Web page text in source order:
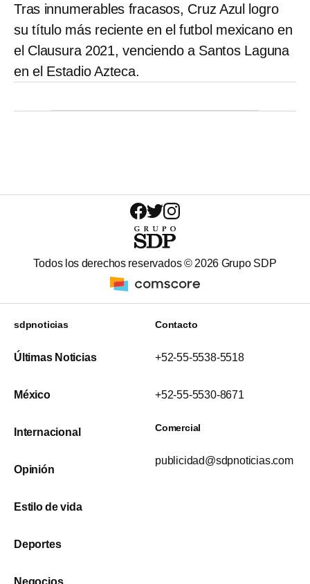
Tras innumerables fracasos, Cruz Azul logro
su título más reciente en el futbol mexicano en
el Clausura 2021, venciendo a Santos Laguna
en el Estadio Azteca.
Todos los derechos reservados © 2026 Grupo SDP
sdpnoticias
Últimas Noticias
México
Internacional
Opinión
Estilo de vida
Deportes
Negocios
Contacto
+52-55-5538-5518
+52-55-5530-8671
Comercial
publicidad@sdpnoticias.com